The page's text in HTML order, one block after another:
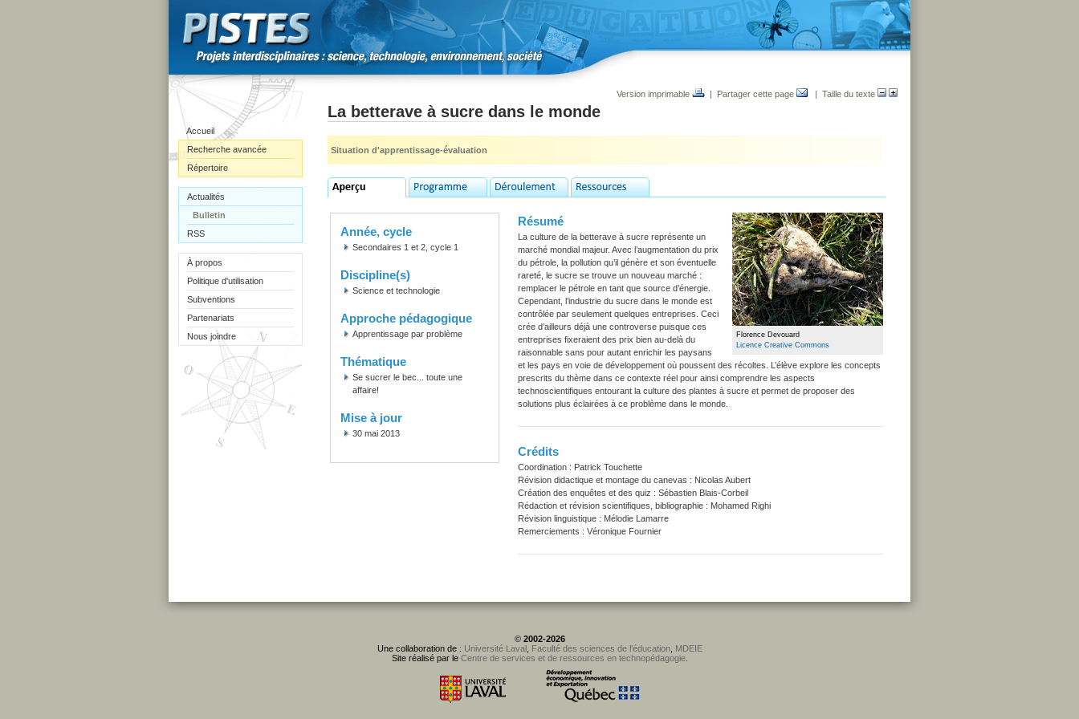
Accueil
Recherche avancée
Répertoire
Actualités
Bulletin
RSS
À propos
Politique d'utilisation
Subventions
Partenariats
Nous joindre
Version imprimable | Partager cette page | Taille du texte
La betterave à sucre dans le monde
Situation d'apprentissage-évaluation
Année, cycle
Secondaires 1 et 2, cycle 1
Discipline(s)
Science et technologie
Approche pédagogique
Apprentissage par problème
Thématique
Se sucrer le bec... toute une
affaire!
Mise à jour
30 mai 2013
Florence Devouard
Licence Creative Commons
Résumé
La culture de la betterave à sucre représente un
marché mondial majeur. Avec l’augmentation du prix
du pétrole, la pollution qu’il génère et son éventuelle
rareté, le sucre se trouve un nouveau marché :
remplacer le pétrole en tant que source d’énergie.
Cependant, l’industrie du sucre dans le monde est
contrôlée par seulement quelques entreprises. Ceci
crée d’ailleurs déjà une controverse puisque ces
entreprises fixeraient des prix bien au-delà du
raisonnable sans pour autant enrichir les paysans
et les pays en voie de développement où poussent des récoltes. L’élève explore les concepts
prescrits du thème dans ce contexte réel pour ainsi comprendre les aspects
technoscientifiques entourant la culture des plantes à sucre et permet de proposer des
solutions plus éclairées à ce problème dans le monde.
Crédits
Coordination : Patrick Touchette
Révision didactique et montage du canevas : Nicolas Aubert
Création des enquêtes et des quiz : Sébastien Blais-Corbeil
Rédaction et révision scientifiques, bibliographie : Mohamed Righi
Révision linguistique : Mélodie Lamarre
Remerciements : Véronique Fournier
© 2002-2026
Une collaboration de : Université Laval, Faculté des sciences de l'éducation, MDEIE
Site réalisé par le Centre de services et de ressources en technopédagogie.